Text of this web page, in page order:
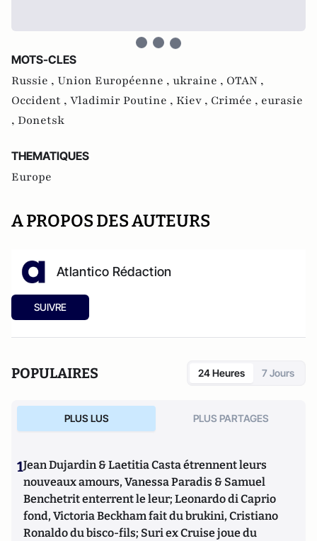
MOTS-CLES
Russie , Union Européenne , ukraine , OTAN ,
Occident , Vladimir Poutine , Kiev , Crimée , eurasie
, Donetsk
THEMATIQUES
Europe
A PROPOS DES AUTEURS
Atlantico Rédaction
SUIVRE
POPULAIRES 24 Heures 7 Jours
PLUS LUS PLUS PARTAGES
1Jean Dujardin & Laetitia Casta étrennent leurs
nouveaux amours, Vanessa Paradis & Samuel
Benchetrit enterrent le leur; Leonardo di Caprio
fond, Victoria Beckham fait du brukini, Cristiano
Ronaldo du bisco-fils; Suri ex Cruise joue du